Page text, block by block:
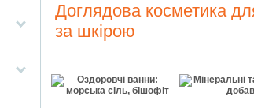
Доглядова косметика
за шкірою